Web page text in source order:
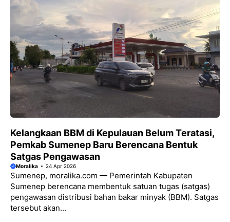
Kelangkaan BBM di Kepulauan Belum Teratasi,
Pemkab Sumenep Baru Berencana Bentuk
Satgas Pengawasan
Moralika 24 Apr 2026
Sumenep, moralika.com — Pemerintah Kabupaten
Sumenep berencana membentuk satuan tugas (satgas)
pengawasan distribusi bahan bakar minyak (BBM). Satgas
tersebut akan...